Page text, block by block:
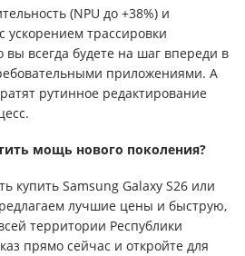
(NPU до +38%) и
трассировки
вы всегда будете на шаг впереди в
приложениями. А
рутинное редактирование
мощь нового поколения?
купить Samsung Galaxy S26 или
лучшие цены и быструю,
территории Республики
прямо сейчас и откройте для